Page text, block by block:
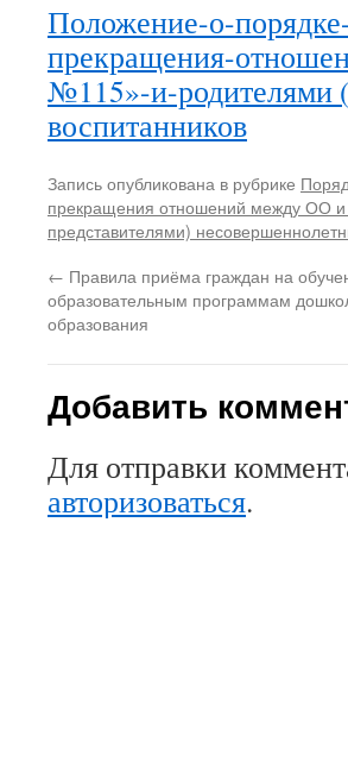
Положение-о-
прекращения-
№115»-и-родителями
воспитанников
Запись опубликована в рубрике
прекращения отношений между ОО
представителями)
← Правила приёма граждан на
образовательным программам
образования
Добавить
Для отправки
авторизоваться.